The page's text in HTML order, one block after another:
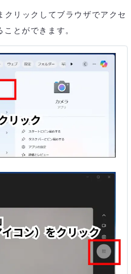
クリックしてブラウザでアクセ
とができます。